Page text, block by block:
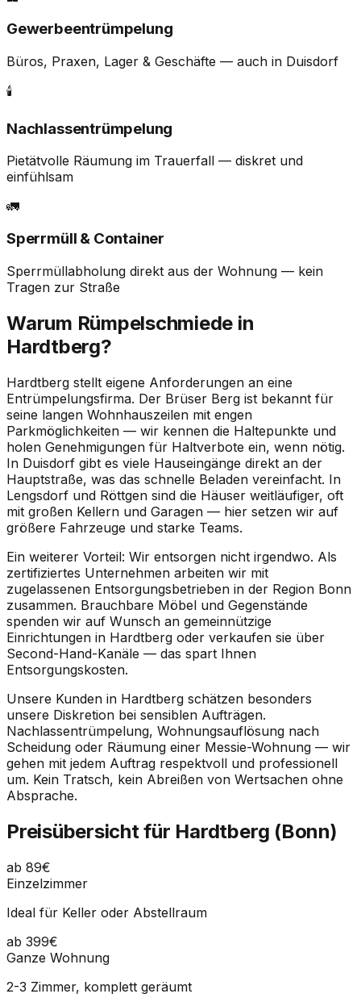
Gewerbeentrümpelung
Büros, Praxen, Lager & Geschäfte — auch in Duisdorf
🕯️
Nachlassentrümpelung
Pietätvolle Räumung im Trauerfall — diskret und
einfühlsam
🚛
Sperrmüll & Container
Sperrmüllabholung direkt aus der Wohnung — kein
Tragen zur Straße
Warum Rümpelschmiede in
Hardtberg?
Hardtberg stellt eigene Anforderungen an eine
Entrümpelungsfirma. Der Brüser Berg ist bekannt für
seine langen Wohnhauszeilen mit engen
Parkmöglichkeiten — wir kennen die Haltepunkte und
holen Genehmigungen für Haltverbote ein, wenn nötig.
In Duisdorf gibt es viele Hauseingänge direkt an der
Hauptstraße, was das schnelle Beladen vereinfacht. In
Lengsdorf und Röttgen sind die Häuser weitläufiger, oft
mit großen Kellern und Garagen — hier setzen wir auf
größere Fahrzeuge und starke Teams.
Ein weiterer Vorteil: Wir entsorgen nicht irgendwo. Als
zertifiziertes Unternehmen arbeiten wir mit
zugelassenen Entsorgungsbetrieben in der Region Bonn
zusammen. Brauchbare Möbel und Gegenstände
spenden wir auf Wunsch an gemeinnützige
Einrichtungen in Hardtberg oder verkaufen sie über
Second-Hand-Kanäle — das spart Ihnen
Entsorgungskosten.
Unsere Kunden in Hardtberg schätzen besonders
unsere Diskretion bei sensiblen Aufträgen.
Nachlassentrümpelung, Wohnungsauflösung nach
Scheidung oder Räumung einer Messie-Wohnung — wir
gehen mit jedem Auftrag respektvoll und professionell
um. Kein Tratsch, kein Abreißen von Wertsachen ohne
Absprache.
Preisübersicht für Hardtberg (Bonn)
ab 89€
Einzelzimmer
Ideal für Keller oder Abstellraum
ab 399€
Ganze Wohnung
2-3 Zimmer, komplett geräumt